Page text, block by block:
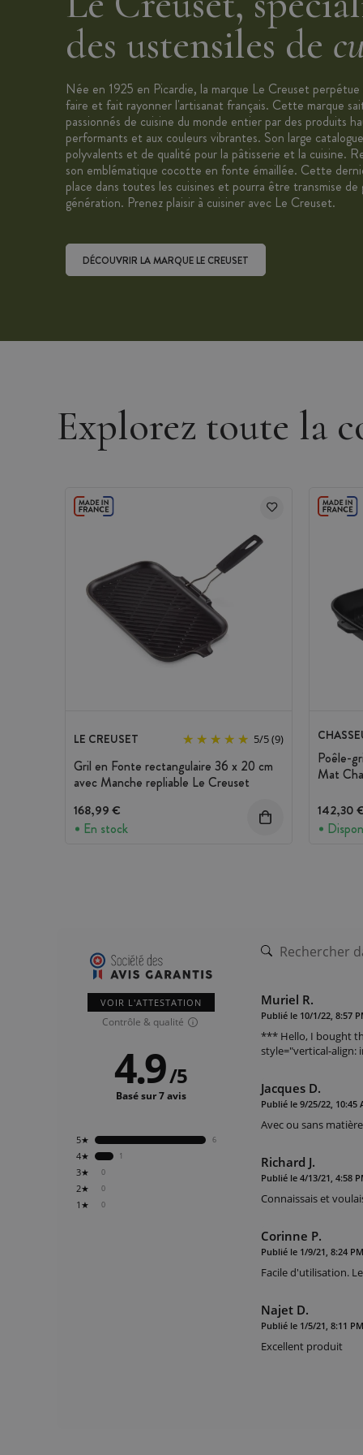
des ustensiles de
Née en 1925 en Picardie, la marque Le Creuset
faire et fait rayonner l'artisanat français. Cette marque
passionnés de cuisine du monde entier par des produits
performants et aux couleurs vibrantes. Son large
polyvalents et de qualité pour la pâtisserie et la cuisine.
son emblématique cocotte en fonte émaillée. Cette
place dans toutes les cuisines et pourra être transmise
génération. Prenez plaisir à cuisiner avec Le Creuset.
DÉCOUVRIR LA MARQUE LE CREUSET
Explorez toute la
LE CREUSET 5/5(9)
Gril en Fonte rectangulaire 36 x 20 cm
avec Manche repliable Le Creuset
168,99 €
En stock
Poêle-
Mat
142,30
VOIR L'ATTESTATION
Contrôle & qualité
0
1★
0
2★
0
3★
1
4★
6
5★
4.9/5
Basé sur 7 avis
Muriel R.
Publié le 10/1/22, 8:57
*** Hello, I bought
style="vertical-align:
Jacques D.
Publié le 9/25/22, 10:45
Avec ou sans
Richard J.
Publié le 4/13/21, 4:58
Connaissais et
Corinne P.
Publié le 1/9/21, 8:24 PM
Facile d'utilisation.
Najet D.
Publié le 1/5/21, 8:11 PM
Excellent produit